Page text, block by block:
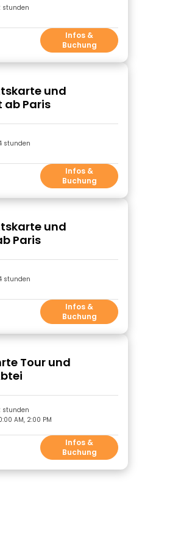
stunden
Infos &
Buchung
und
ab Paris
stunden
Infos &
Buchung
und
Paris
stunden
Infos &
Buchung
Tour und
stunden
AM, 2:00 PM
Infos &
Buchung